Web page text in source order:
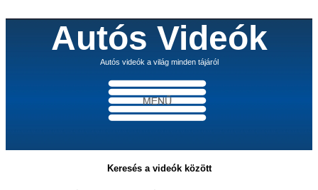
Autós Videók
Autós videók a világ minden tájáról
Keresés a videók között